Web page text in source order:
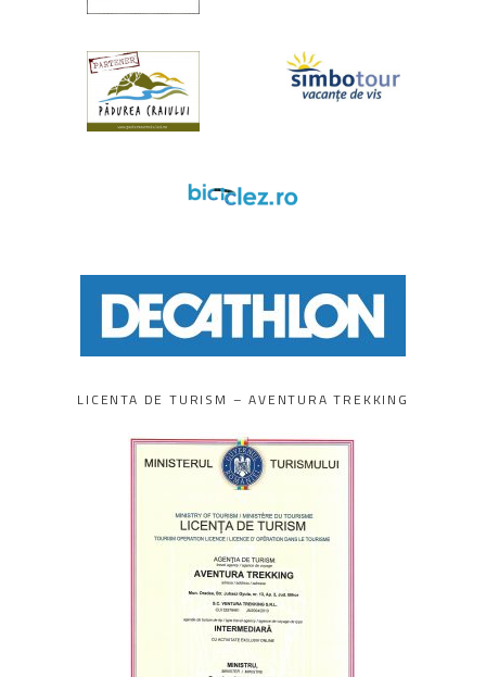
LICENTA DE TURISM – AVENTURA TREKKING